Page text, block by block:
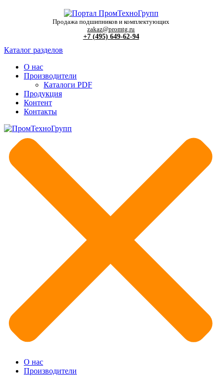
Продажа подшипников и комплектующих
zakaz@promtg.ru
+7 (495) 649-62-94
Каталог разделов
О нас
Производители
Каталоги PDF
Продукция
Контент
Контакты
О нас
Производители